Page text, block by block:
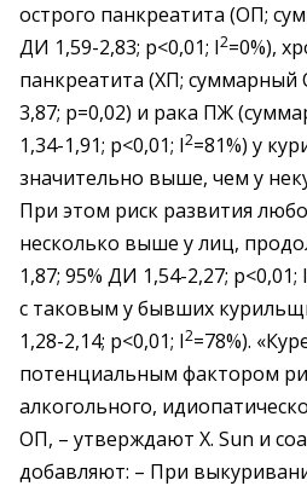
острого панкреатита (ОП;
ДИ 1,59-2,83; р<0,01; I2=0%),
панкреатита (ХП; суммарный
3,87; р=0,02) и рака ПЖ
1,34-1,91; р<0,01; I2=81%) у
значительно выше, чем у
При этом риск развития
несколько выше у лиц,
1,87; 95% ДИ 1,54-2,27; р<0,01; I
с таковым у бывших
1,28-2,14; р<0,01; I2=78%).
потенциальным фактором
алкогольного,
ОП, – утверждают Х. Sun и
добавляют: – При